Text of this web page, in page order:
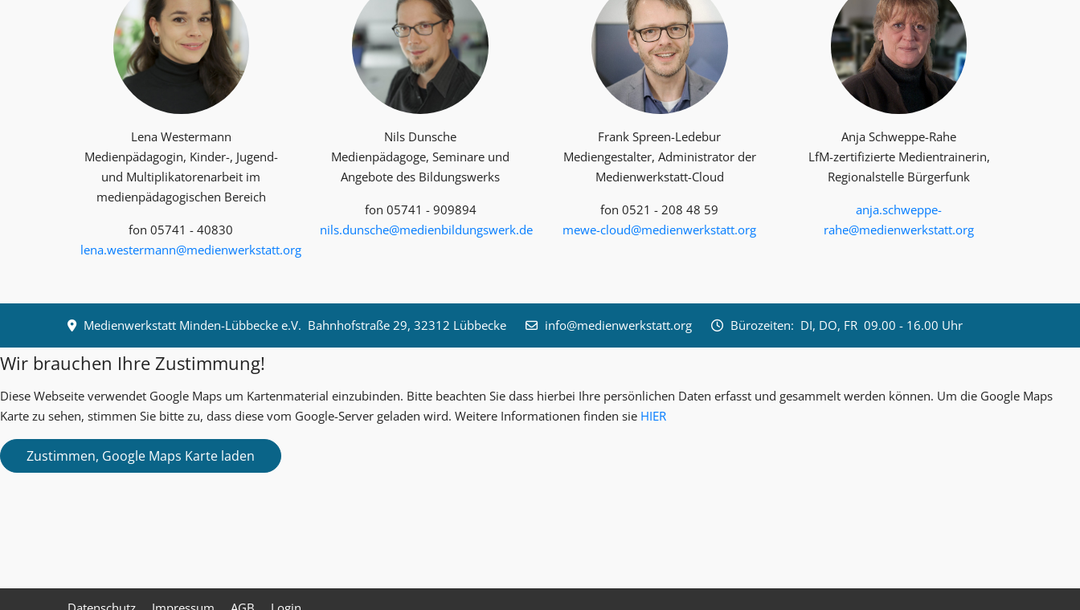
Lena Westermann
Medienpädagogin, Kinder-, Jugend-
und Multiplika­toren­arbeit im
medienpädagogischen Bereich
fon 05741 - 40830
lena.westermann@medienwerkstatt.org
Nils Dunsche
Medienpädagoge, Seminare und
Angebote des Bildungswerks
fon 05741 - 909894
nils.dunsche@medienbildungswerk.de
Frank Spreen-Ledebur
Mediengestalter, Administrator der
Medienwerkstatt-Cloud
fon 0521 - 208 48 59
mewe-cloud@medienwerkstatt.org
Anja Schweppe-Rahe
LfM-zertifizierte Medientrainerin,
Regionalstelle Bürgerfunk
anja.schweppe-
rahe@medienwerkstatt.org
Medienwerkstatt Minden-Lübbecke e.V. Bahnhofstraße 29, 32312 Lübbecke info@medienwerkstatt.org Bürozeiten: DI, DO, FR 09.00 - 16.00 Uhr
Wir brauchen Ihre Zustimmung!
Diese Webseite verwendet Google Maps um Kartenmaterial einzubinden. Bitte beachten Sie dass hierbei Ihre persönlichen Daten erfasst und gesammelt werden können. Um die Google Maps
Karte zu sehen, stimmen Sie bitte zu, dass diese vom Google-Server geladen wird. Weitere Informationen finden sie HIER